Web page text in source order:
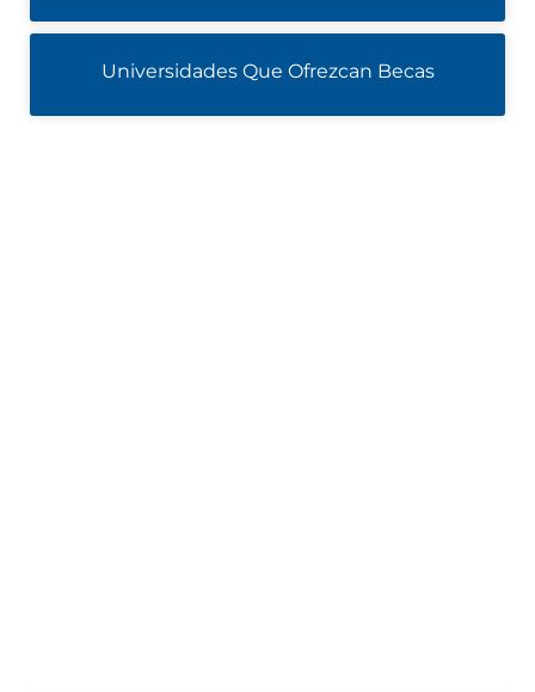
Universidades Que Ofrezcan Becas